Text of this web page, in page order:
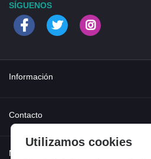
SÍGUENOS
Información
Quienes somos
Contacto
Mi cuenta
Utilizamos cookies